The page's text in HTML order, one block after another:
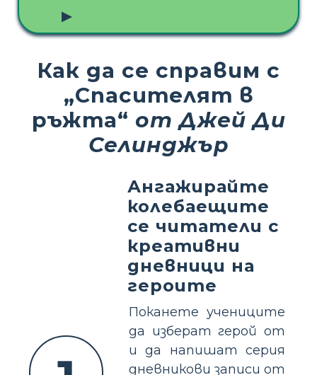
▶
Как да се справим с
„Спасителят в
ръжта“ от Джей Ди
Селинджър
Ангажирайте
колебаещите
се читатели с
креативни
дневници на
героите
Поканете учениците
да изберат герой от
и да напишат серия
дневникови записи от